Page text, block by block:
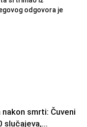
odgovora je
smrti: Čuveni
slučajeva,...